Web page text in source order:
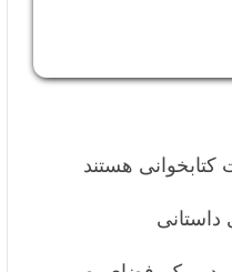
کتابخوانی هستند
داستانی